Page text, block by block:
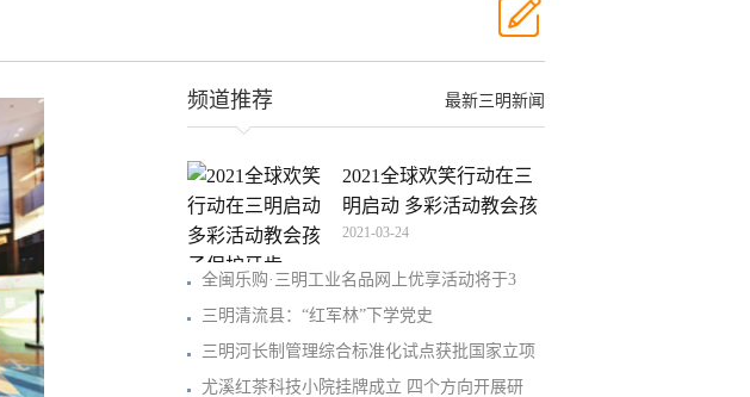
最新三明新闻
频道推荐
2021全球欢笑行动在三
明启动 多彩活动教会孩
2021-03-24
全闽乐购·三明工业名品网上优享活动将于3
三明清流县：“红军林”下学党史
三明河长制管理综合标准化试点获批国家立项
尤溪红茶科技小院挂牌成立 四个方向开展研